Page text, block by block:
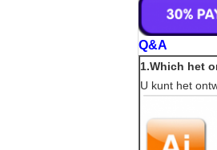
Q&A
1.Which het
U kunt het